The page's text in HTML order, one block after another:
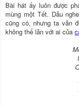
Bài hát ấy luôn được
mùng một Tết. Dẫu
cũng có, nhưng ta vẫn
không thể lẫn với ai của